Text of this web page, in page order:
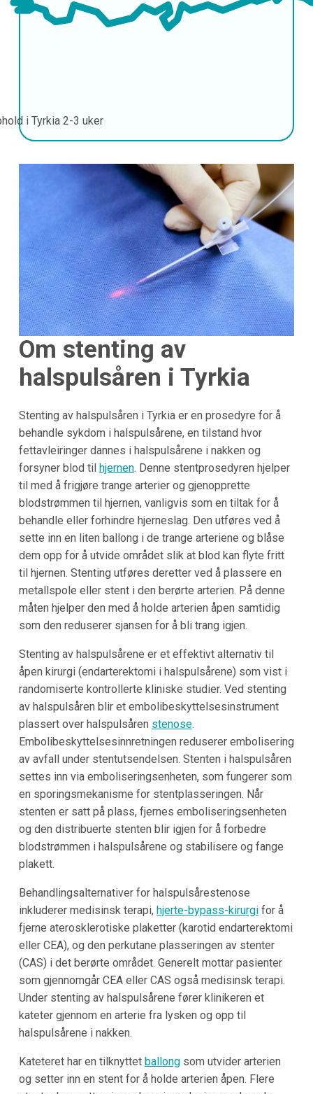
i Tyrkia 2-3 uker
Om stenting av
halspulsåren i Tyrkia
Stenting av halspulsåren i Tyrkia er en prosedyre for å
behandle sykdom i halspulsårene, en tilstand hvor
fettavleiringer dannes i halspulsårene i nakken og
forsyner blod til hjernen. Denne stentprosedyren hjelper
til med å frigjøre trange arterier og gjenopprette
blodstrømmen til hjernen, vanligvis som en tiltak for å
behandle eller forhindre hjerneslag. Den utføres ved å
sette inn en liten ballong i de trange arteriene og blåse
dem opp for å utvide området slik at blod kan flyte fritt
til hjernen. Stenting utføres deretter ved å plassere en
metallspole eller stent i den berørte arterien. På denne
måten hjelper den med å holde arterien åpen samtidig
som den reduserer sjansen for å bli trang igjen.
Stenting av halspulsårene er et effektivt alternativ til
åpen kirurgi (endarterektomi i halspulsårene) som vist i
randomiserte kontrollerte kliniske studier. Ved stenting
av halspulsåren blir et embolibeskyttelsesinstrument
plassert over halspulsåren stenose.
Embolibeskyttelsesinnretningen reduserer embolisering
av avfall under stentutsendelsen. Stenten i halspulsåren
settes inn via emboliseringsenheten, som fungerer som
en sporingsmekanisme for stentplasseringen. Når
stenten er satt på plass, fjernes emboliseringsenheten
og den distribuerte stenten blir igjen for å forbedre
blodstrømmen i halspulsårene og stabilisere og fange
plakett.
Behandlingsalternativer for halspulsårestenose
inkluderer medisinsk terapi, hjerte-bypass-kirurgifor å
fjerne aterosklerotiske plaketter (karotid endarterektomi
eller CEA), og den perkutane plasseringen av stenter
(CAS) i det berørte området. Generelt mottar pasienter
som gjennomgår CEA eller CAS også medisinsk terapi.
Under stenting av halspulsårene fører klinikeren et
kateter gjennom en arterie fra lysken og opp til
halspulsårene i nakken.
Kateteret har en tilknyttet ballongsom utvider arterien
og setter inn en stent for å holde arterien åpen. Flere